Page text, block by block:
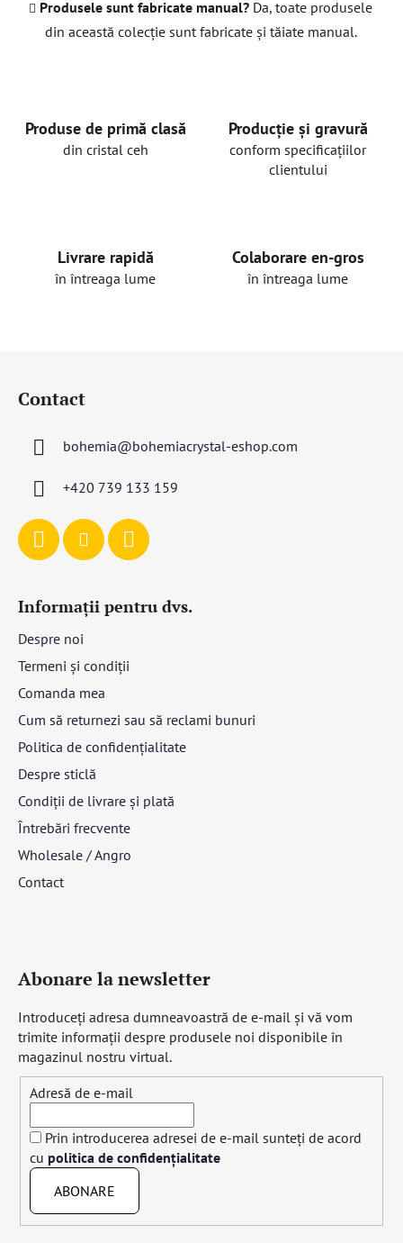
Produsele sunt fabricate manual? Da, toate produsele
din această colecție sunt fabricate și tăiate manual.
Produse de primă clasă
din cristal ceh
Producție și gravură
conform specificațiilor
clientului
Livrare rapidă
în întreaga lume
Colaborare en-gros
în întreaga lume
Contact
bohemia@bohemiacrystal-eshop.com
+420 739 133 159
Informații pentru dvs.
Despre noi
Termeni și condiții
Comanda mea
Cum să returnezi sau să reclami bunuri
Politica de confidențialitate
Despre sticlă
Condiții de livrare și plată
Întrebări frecvente
Wholesale / Angro
Contact
Abonare la newsletter
Introduceţi adresa dumneavoastră de e-mail şi vă vom
trimite informaţii despre produsele noi disponibile în
magazinul nostru virtual.
Adresă de e-mail
Prin introducerea adresei de e-mail sunteți de acord
cu politica de confidențialitate
ABONARE